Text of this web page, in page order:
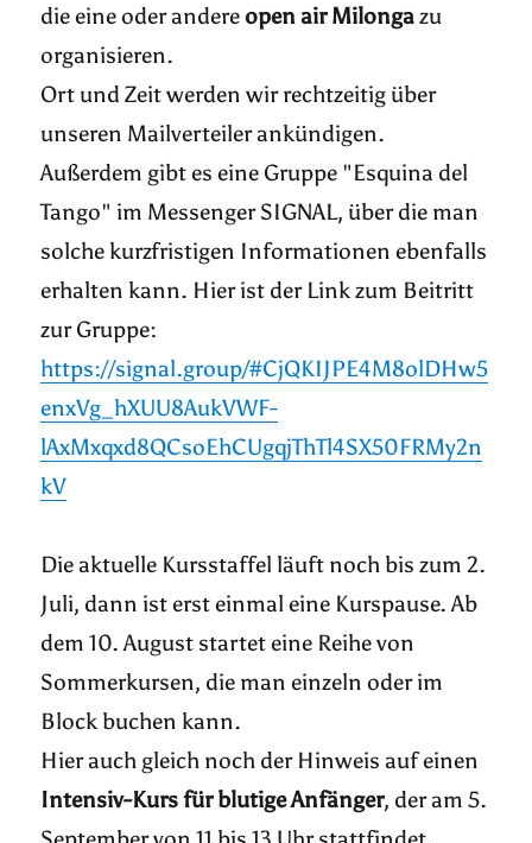
die eine oder andereopen air Milongazu
organisieren.
Ort und Zeit werden wir rechtzeitig über
unseren Mailverteiler ankündigen.
Außerdem gibt es eine Gruppe "Esquina del
Tango" im Messenger SIGNAL, über die man
solche kurzfristigen Informationen ebenfalls
erhalten kann. Hier ist der Link zum Beitritt
zur Gruppe:
https://signal.group/#CjQKIJPE4M8olDHw5
enxVg_hXUU8AukVWF-
lAxMxqxd8QCsoEhCUgqjThTl4SX50FRMy2n
kV
Die aktuelle Kursstaffel läuft noch bis zum 2.
Juli, dann ist erst einmal eine Kurspause. Ab
dem 10. August startet eine Reihe von
Sommerkursen, die man einzeln oder im
Block buchen kann.
Hier auch gleich noch der Hinweis auf einen
Intensiv-Kurs für blutige Anfänger, der am 5.